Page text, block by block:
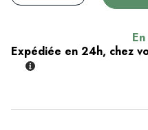
Expédiée en 24h, chez